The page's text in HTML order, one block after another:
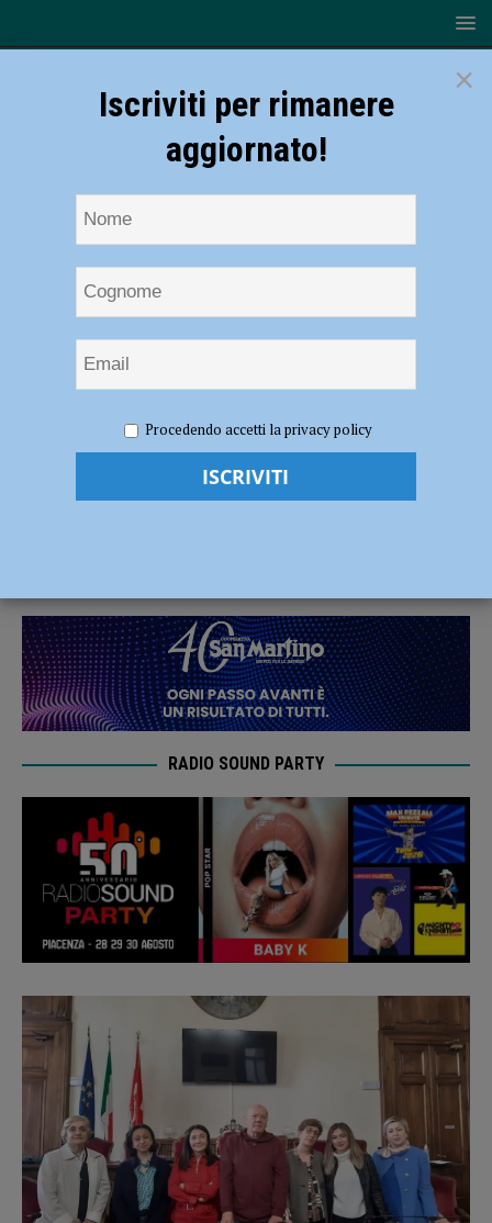
viaggio, musica e danza il 3 giugno in Piazza Cavalli
Donne in viaggio, musica e danza il 3
RADIO SOUND PARTY
×
Iscriviti per rimanere
aggiornato!
Procedendo accetti la privacy policy